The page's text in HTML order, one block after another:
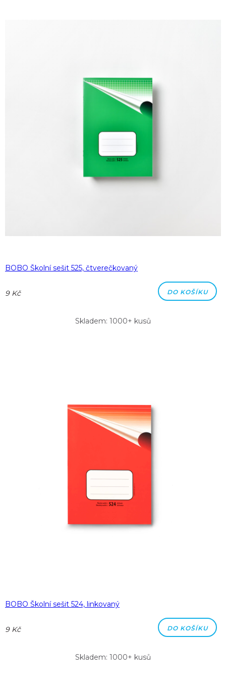
BOBO Školní sešit 525, čtverečkovaný
9 Kč DO KOŠÍKU
Skladem: 1000+ kusů
BOBO Školní sešit 524, linkovaný
9 Kč DO KOŠÍKU
Skladem: 1000+ kusů